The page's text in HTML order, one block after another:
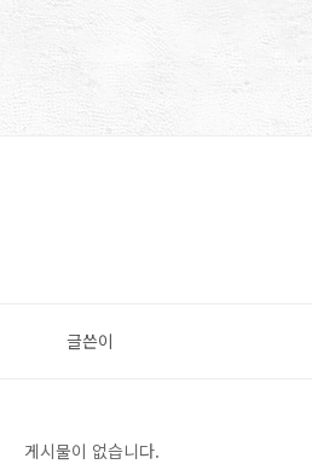
글쓴이
게시물이 없습니다.